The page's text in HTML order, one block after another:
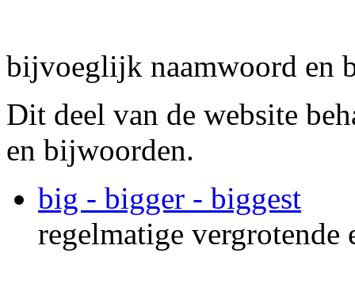
bijvoeglijk naamwoord en
Dit deel van de website
en bijwoorden.
big - bigger - biggest
regelmatige vergrotende